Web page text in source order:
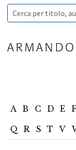
A B C D E F
Q R S T V